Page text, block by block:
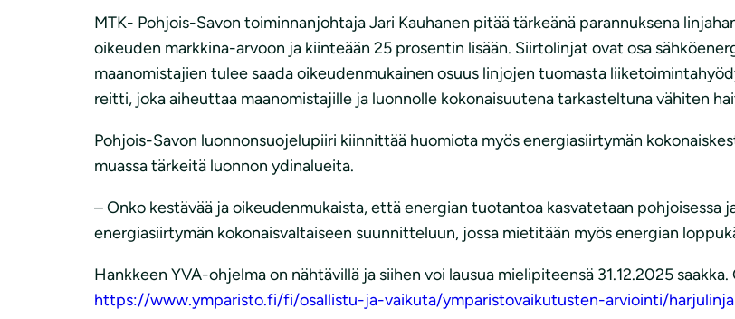
MTK- Pohjois-Savon toiminnanjohtaja Jari Kauhanen pitää tärkeänä parannuksena
oikeuden markkina-arvoon ja kiinteään 25 prosentin lisään. Siirtolinjat ovat osa
maanomistajien tulee saada oikeudenmukainen osuus linjojen tuomasta
reitti, joka aiheuttaa maanomistajille ja luonnolle kokonaisuutena tarkasteltuna vähiten
Pohjois-Savon luonnonsuojelupiiri kiinnittää huomiota myös energiasiirtymän
muassa tärkeitä luonnon ydinalueita.
– Onko kestävää ja oikeudenmukaista, että energian tuotantoa kasvatetaan pohjoisessa
energiasiirtymän kokonaisvaltaiseen suunnitteluun, jossa mietitään myös energian
Hankkeen YVA-ohjelma on nähtävillä ja siihen voi lausua mielipiteensä 31.12.2025
https://www.ymparisto.fi/fi/osallistu-ja-vaikuta/ymparistovaikutusten-arviointi/